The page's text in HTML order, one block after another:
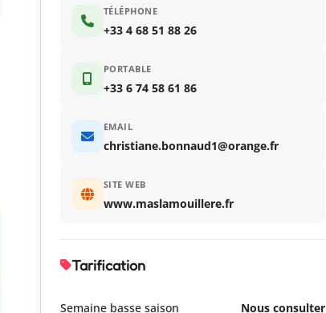
TÉLÉPHONE
+33 4 68 51 88 26
PORTABLE
+33 6 74 58 61 86
EMAIL
christiane.bonnaud1@orange.fr
SITE WEB
www.maslamouillere.fr
Tarification
Semaine basse saison Nous consulter